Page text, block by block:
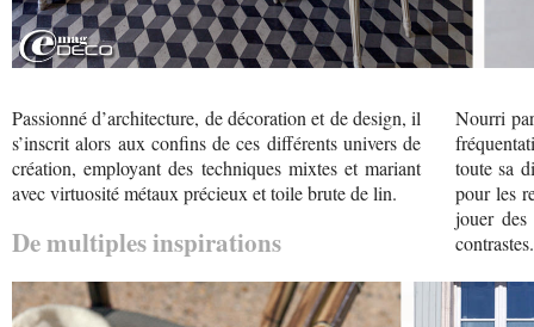
Passionné d’architecture, de décoration et de design, il
s’inscrit alors aux confins de ces différents univers de
création, employant des techniques mixtes et mariant
avec virtuosité métaux précieux et toile brute de lin.
De multiples inspirations
Nourri
toute sa
pour les
jouer
contrastes.